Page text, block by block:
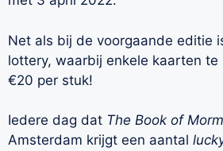
Net als bij de voorgaande editie
lottery, waarbij enkele kaarten te
€20 per stuk!
Iedere dag dat The Book of
Amsterdam krijgt een aantal